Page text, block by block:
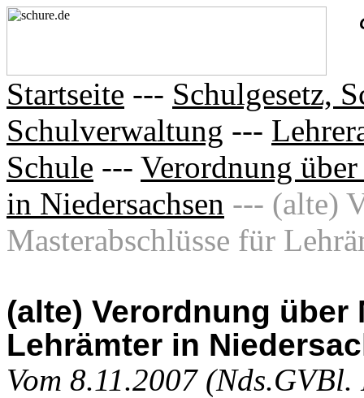
Startseite --- Schulgesetz,
Schulverwaltung ---
Schule --- Verordnung
in Niedersachsen --- (alte)
Masterabschlüsse für
(alte) Verordnung
Lehrämter in
Vom 8.11.2007